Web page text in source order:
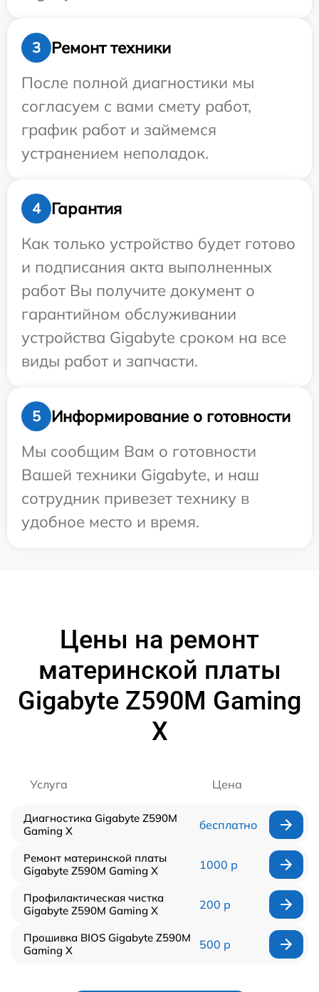
3
Ремонт техники
После полной диагностики мы
согласуем с вами смету работ,
график работ и займемся
устранением неполадок.
4
Гарантия
Как только устройство будет готово
и подписания акта выполненных
работ Вы получите документ о
гарантийном обслуживании
устройства Gigabyte сроком на все
виды работ и запчасти.
5
Информирование о готовности
Мы сообщим Вам о готовности
Вашей техники Gigabyte, и наш
сотрудник привезет технику в
удобное место и время.
Цены на ремонт
материнской платы
Gigabyte Z590M Gaming
X
Услуга Цена
Диагностика Gigabyte Z590M
Gaming X
бесплатно
Ремонт материнской платы
Gigabyte Z590M Gaming X
1000 р
Профилактическая чистка
Gigabyte Z590M Gaming X
200 р
Прошивка BIOS Gigabyte Z590M
Gaming X
500 р